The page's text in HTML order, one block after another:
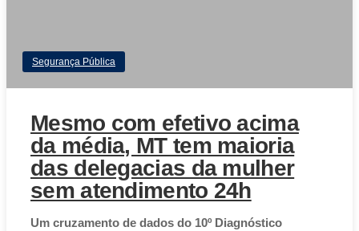
Segurança Pública
Mesmo com efetivo acima
da média, MT tem maioria
das delegacias da mulher
sem atendimento 24h
Um cruzamento de dados do 10º Diagnóstico